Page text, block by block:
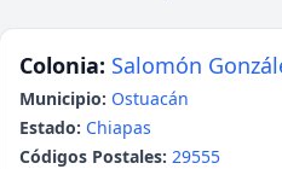
Colonia: Salomón
Municipio: Ostuacán
Estado: Chiapas
Códigos Postales: 29555